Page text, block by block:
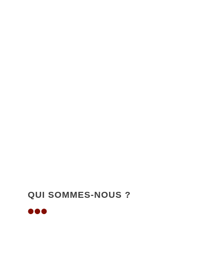
QUI SOMMES-NOUS ?